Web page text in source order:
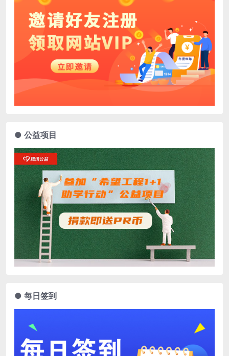
● 公益项目
● 每日签到